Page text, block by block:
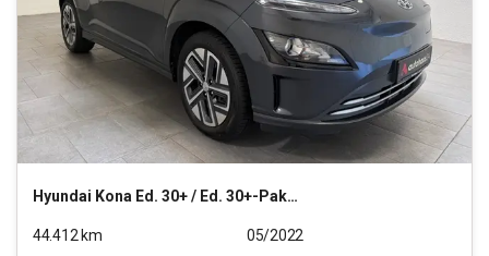
Hyundai Kona Ed. 30+ / Ed. 30+-Paket Elektro 2WD
44.412 km
05/2022